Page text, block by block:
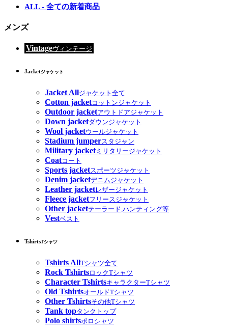
ALL - 全ての新着商品
メンズ
Vintageヴィンテージ
Jacketジャケット
Jacket Allジャケット全て
Cotton jacketコットンジャケット
Outdoor jacketアウトドアジャケット
Down jacketダウンジャケット
Wool jacketウールジャケット
Stadium jumperスタジャン
Military jacketミリタリージャケット
Coatコート
Sports jacketスポーツジャケット
Denim jacketデニムジャケット
Leather jacketレザージャケット
Fleece jacketフリースジャケット
Other jacketテーラード,ハンティング等
Vestベスト
TshirtsTシャツ
Tshirts AllTシャツ全て
Rock TshirtsロックTシャツ
Character TshirtsキャラクターTシャツ
Old TshirtsオールドTシャツ
Other Tshirtsその他Tシャツ
Tank topタンクトップ
Polo shirtsポロシャツ